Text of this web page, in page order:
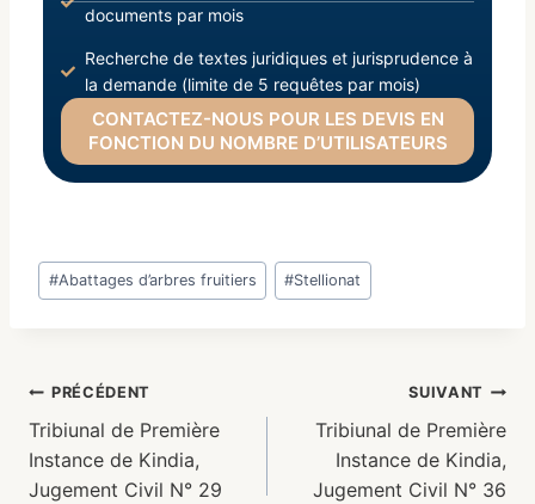
documents par mois
Recherche de textes juridiques et jurisprudence à
la demande (limite de 5 requêtes par mois)
CONTACTEZ-NOUS POUR LES DEVIS EN
FONCTION DU NOMBRE D’UTILISATEURS
#Abattages d’arbres fruitiers #Stellionat
PRÉCÉDENT
Tribiunal de Première
Instance de Kindia,
Jugement Civil N° 29
SUIVANT
Tribiunal de Première
Instance de Kindia,
Jugement Civil N° 36